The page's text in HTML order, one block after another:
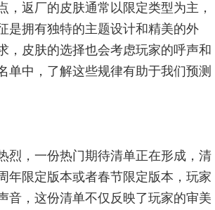
返厂的皮肤通常以限定类型为主，
是拥有独特的主题设计和精美的外
，皮肤的选择也会考虑玩家的呼声和
单中，了解这些规律有助于我们预测
烈，一份热门期待清单正在形成，清
年限定版本或者春节限定版本，玩家
音，这份清单不仅反映了玩家的审美